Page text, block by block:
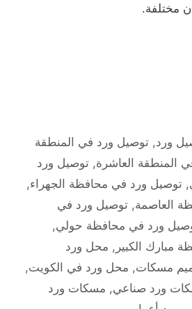
مختلفة.
ورد,توصيل ورد في المنطقة
المنطقة العاشرة, توصيل ورد
, توصيل ورد في محافظة الجهراء,
العاصمة, توصيل ورد في
ورد في محافظة حولي,
مبارك الكبير , محل ورد
مسكات, محل ورد في الكويت,
ورد صناعي, مسكات ورد